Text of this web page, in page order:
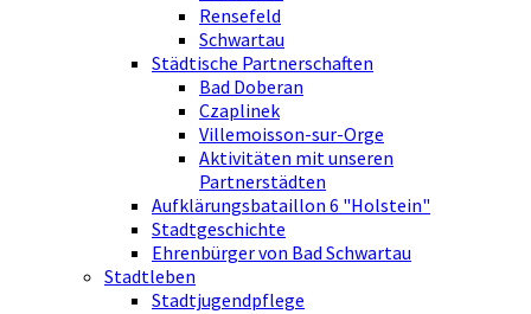
Rensefeld
Schwartau
Städtische Partnerschaften
Bad Doberan
Czaplinek
Villemoisson-sur-Orge
Aktivitäten mit unseren
Partnerstädten
Aufklärungsbataillon 6 "Holstein"
Stadtgeschichte
Ehrenbürger von Bad Schwartau
Stadtleben
Stadtjugendpflege